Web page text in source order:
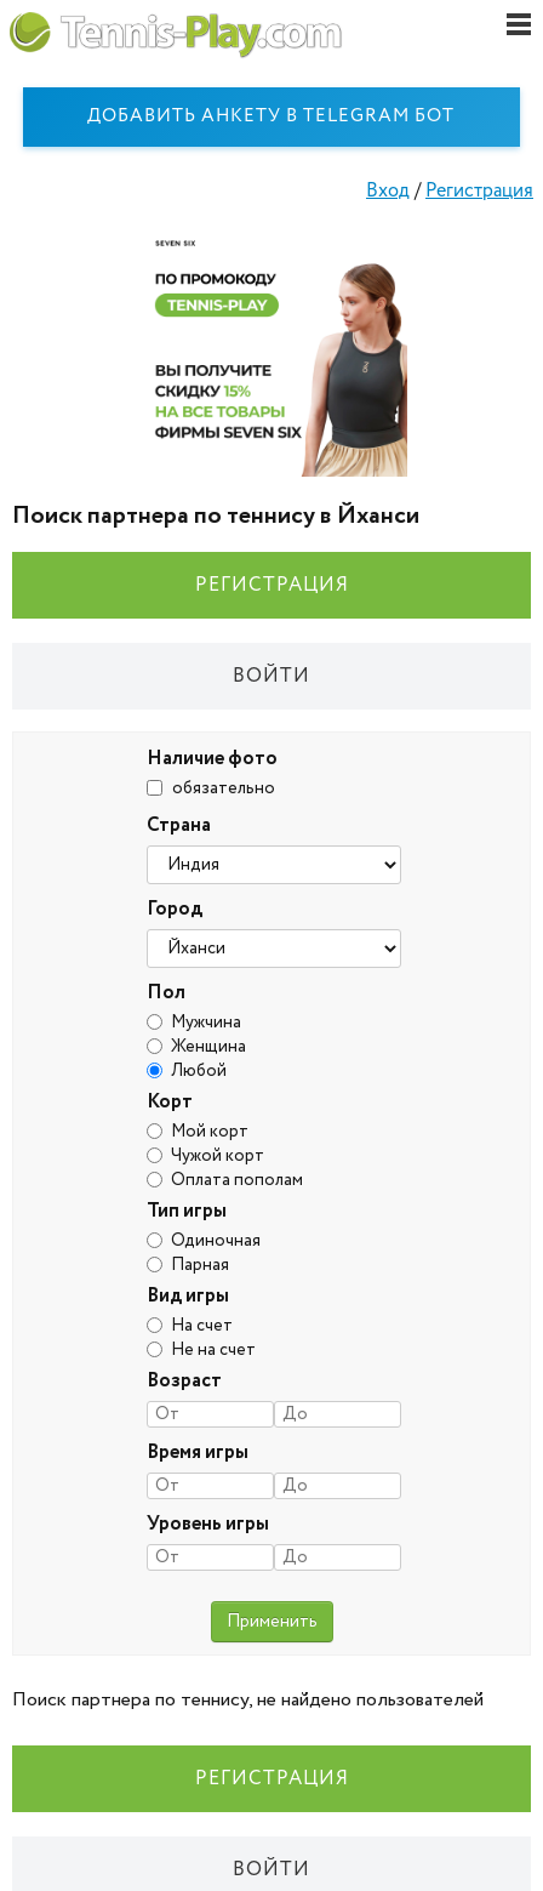
ДОБАВИТЬ АНКЕТУ В TELEGRAM БОТ
Вход/Регистрация
Поиск партнера по теннису в Йханси
РЕГИСТРАЦИЯ
ВОЙТИ
Наличие фото
обязательно
Страна
Город
Пол
Мужчина
Женщина
Любой
Корт
Мой корт
Чужой корт
Оплата пополам
Тип игры
Одиночная
Парная
Вид игры
На счет
Не на счет
Возраст
Время игры
Уровень игры
Поиск партнера по теннису, не найдено пользователей
РЕГИСТРАЦИЯ
ВОЙТИ